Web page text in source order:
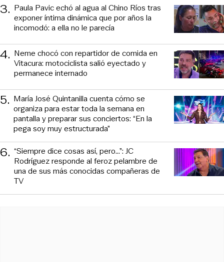
3. Paula Pavic echó al agua al Chino Ríos tras
exponer íntima dinámica que por años la
incomodó: a ella no le parecía
4. Neme chocó con repartidor de comida en
Vitacura: motociclista salió eyectado y
permanece internado
5. María José Quintanilla cuenta cómo se
organiza para estar toda la semana en
pantalla y preparar sus conciertos: “En la
pega soy muy estructurada”
6. “Siempre dice cosas así, pero...”: JC
Rodríguez responde al feroz pelambre de
una de sus más conocidas compañeras de
TV